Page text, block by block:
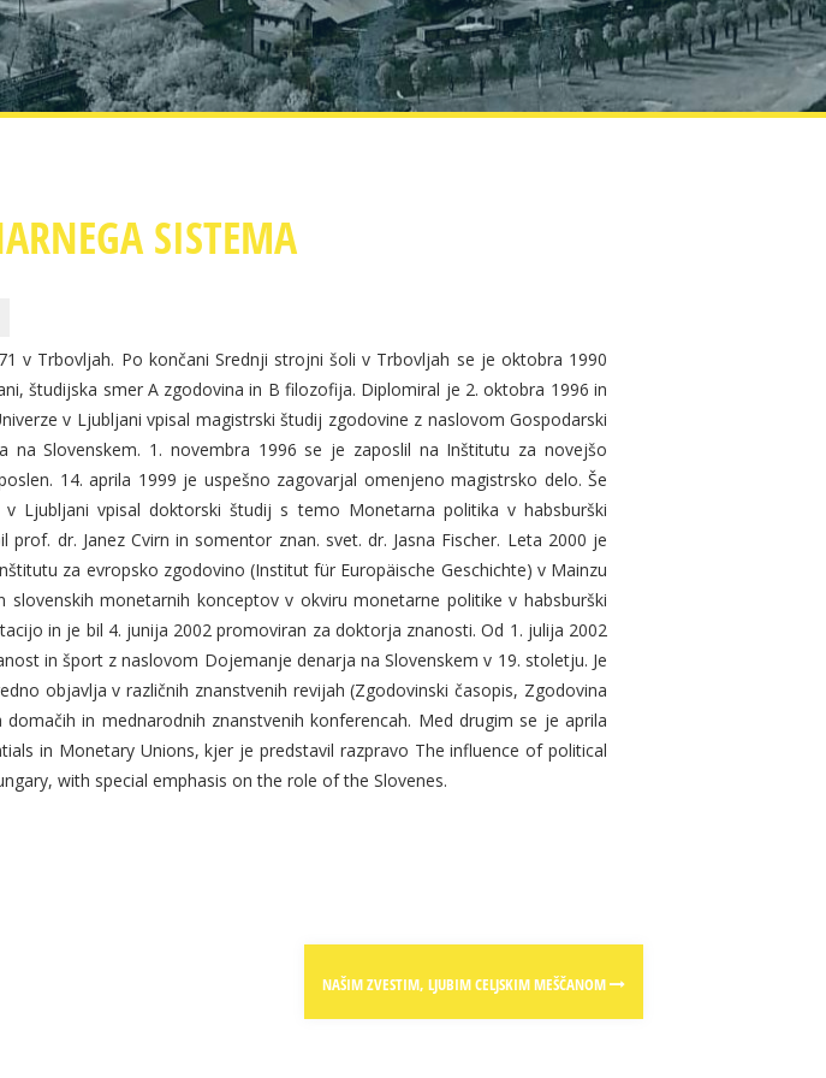
SISTEMA
v Trbovljah. Po končani Srednji strojni šoli v Trbovljah se je oktobra 1990
študijska smer A zgodovina in B filozofija. Diplomiral je 2. oktobra 1996 in
v Ljubljani vpisal magistrski študij zgodovine z naslovom Gospodarski
Slovenskem. 1. novembra 1996 se je zaposlil na Inštitutu za novejšo
14. aprila 1999 je uspešno zagovarjal omenjeno magistrsko delo. Še
Ljubljani vpisal doktorski študij s temo Monetarna politika v habsburški
dr. Janez Cvirn in somentor znan. svet. dr. Jasna Fischer. Leta 2000 je
za evropsko zgodovino (Institut für Europäische Geschichte) v Mainzu
monetarnih konceptov v okviru monetarne politike v habsburški
in je bil 4. junija 2002 promoviran za doktorja znanosti. Od 1. julija 2002
in šport z naslovom Dojemanje denarja na Slovenskem v 19. stoletju. Je
objavlja v različnih znanstvenih revijah (Zgodovinski časopis, Zgodovina
in mednarodnih znanstvenih konferencah. Med drugim se je aprila
in Monetary Unions, kjer je predstavil razpravo The influence of political
with special emphasis on the role of the Slovenes.
NAŠIM ZVESTIM, LJUBIM CELJSKIM MEŠČANOM